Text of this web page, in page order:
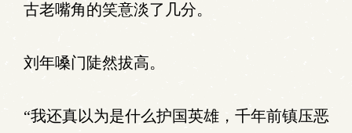
古老嘴角的笑意淡了几分。
刘年嗓门陡然拔高。
“我还真以为是什么护国英雄，千年前镇压恶